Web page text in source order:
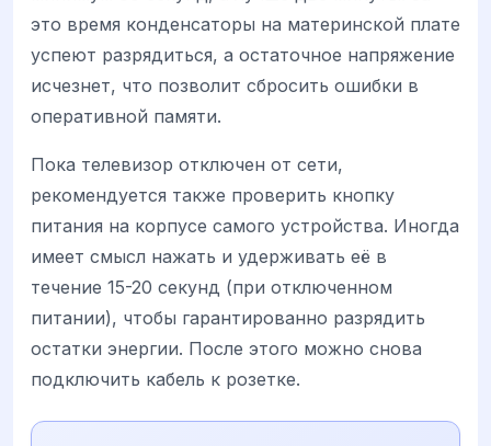
это время конденсаторы на материнской плате
успеют разрядиться, а остаточное напряжение
исчезнет, что позволит сбросить ошибки в
оперативной памяти.
Пока телевизор отключен от сети,
рекомендуется также проверить кнопку
питания на корпусе самого устройства. Иногда
имеет смысл нажать и удерживать её в
течение 15-20 секунд (при отключенном
питании), чтобы гарантированно разрядить
остатки энергии. После этого можно снова
подключить кабель к розетке.